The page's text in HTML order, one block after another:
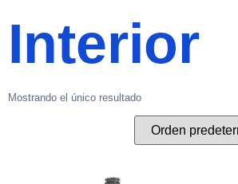
Interior
Mostrando el único resultado